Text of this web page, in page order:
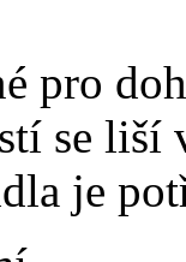
pro
se liší
je